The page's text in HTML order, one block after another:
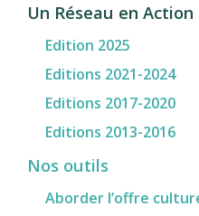
Un Réseau en Action
Edition 2025
Editions 2021-2024
Editions 2017-2020
Editions 2013-2016
Nos outils
Aborder l’offre